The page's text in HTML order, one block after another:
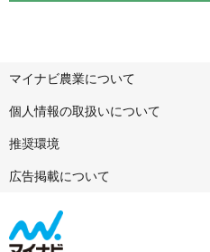
マイナビ農業について
個人情報の取扱いについて
推奨環境
広告掲載について